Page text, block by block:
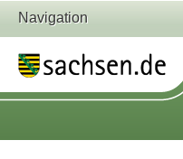
Navigation